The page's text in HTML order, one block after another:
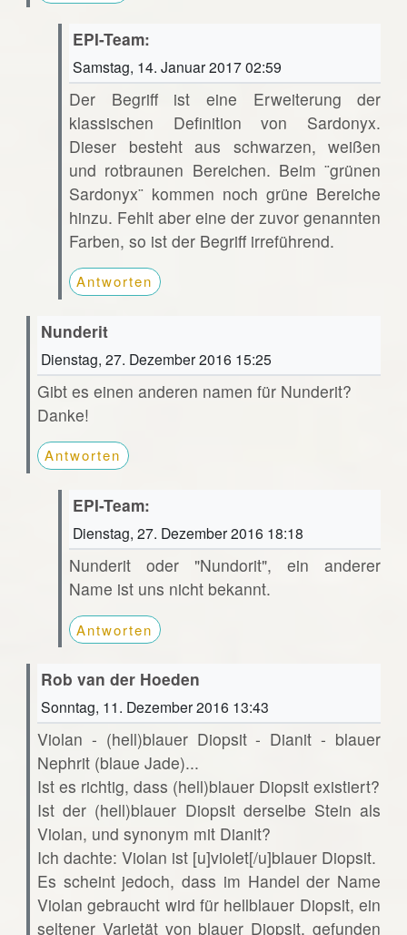
EPI-Team:
Samstag, 14. Januar 2017 02:59
Der Begriff ist eine Erweiterung der
klassischen Definition von Sardonyx.
Dieser besteht aus schwarzen, weißen
und rotbraunen Bereichen. Beim ¨grünen
Sardonyx¨ kommen noch grüne Bereiche
hinzu. Fehlt aber eine der zuvor genannten
Farben, so ist der Begriff irreführend.
Antworten
Nunderit
Dienstag, 27. Dezember 2016 15:25
Gibt es einen anderen namen für Nunderit?
Danke!
Antworten
EPI-Team:
Dienstag, 27. Dezember 2016 18:18
Nunderit oder "Nundorit", ein anderer
Name ist uns nicht bekannt.
Antworten
Rob van der Hoeden
Sonntag, 11. Dezember 2016 13:43
Violan - (hell)blauer Diopsit - Dianit - blauer
Nephrit (blaue Jade)...
Ist es richtig, dass (hell)blauer Diopsit existiert?
Ist der (hell)blauer Diopsit derselbe Stein als
Violan, und synonym mit Dianit?
Ich dachte: Violan ist [u]violet[/u]blauer Diopsit.
Es scheint jedoch, dass im Handel der Name
Violan gebraucht wird für hellblauer Diopsit, ein
seltener Varietät von blauer Diopsit, gefunden